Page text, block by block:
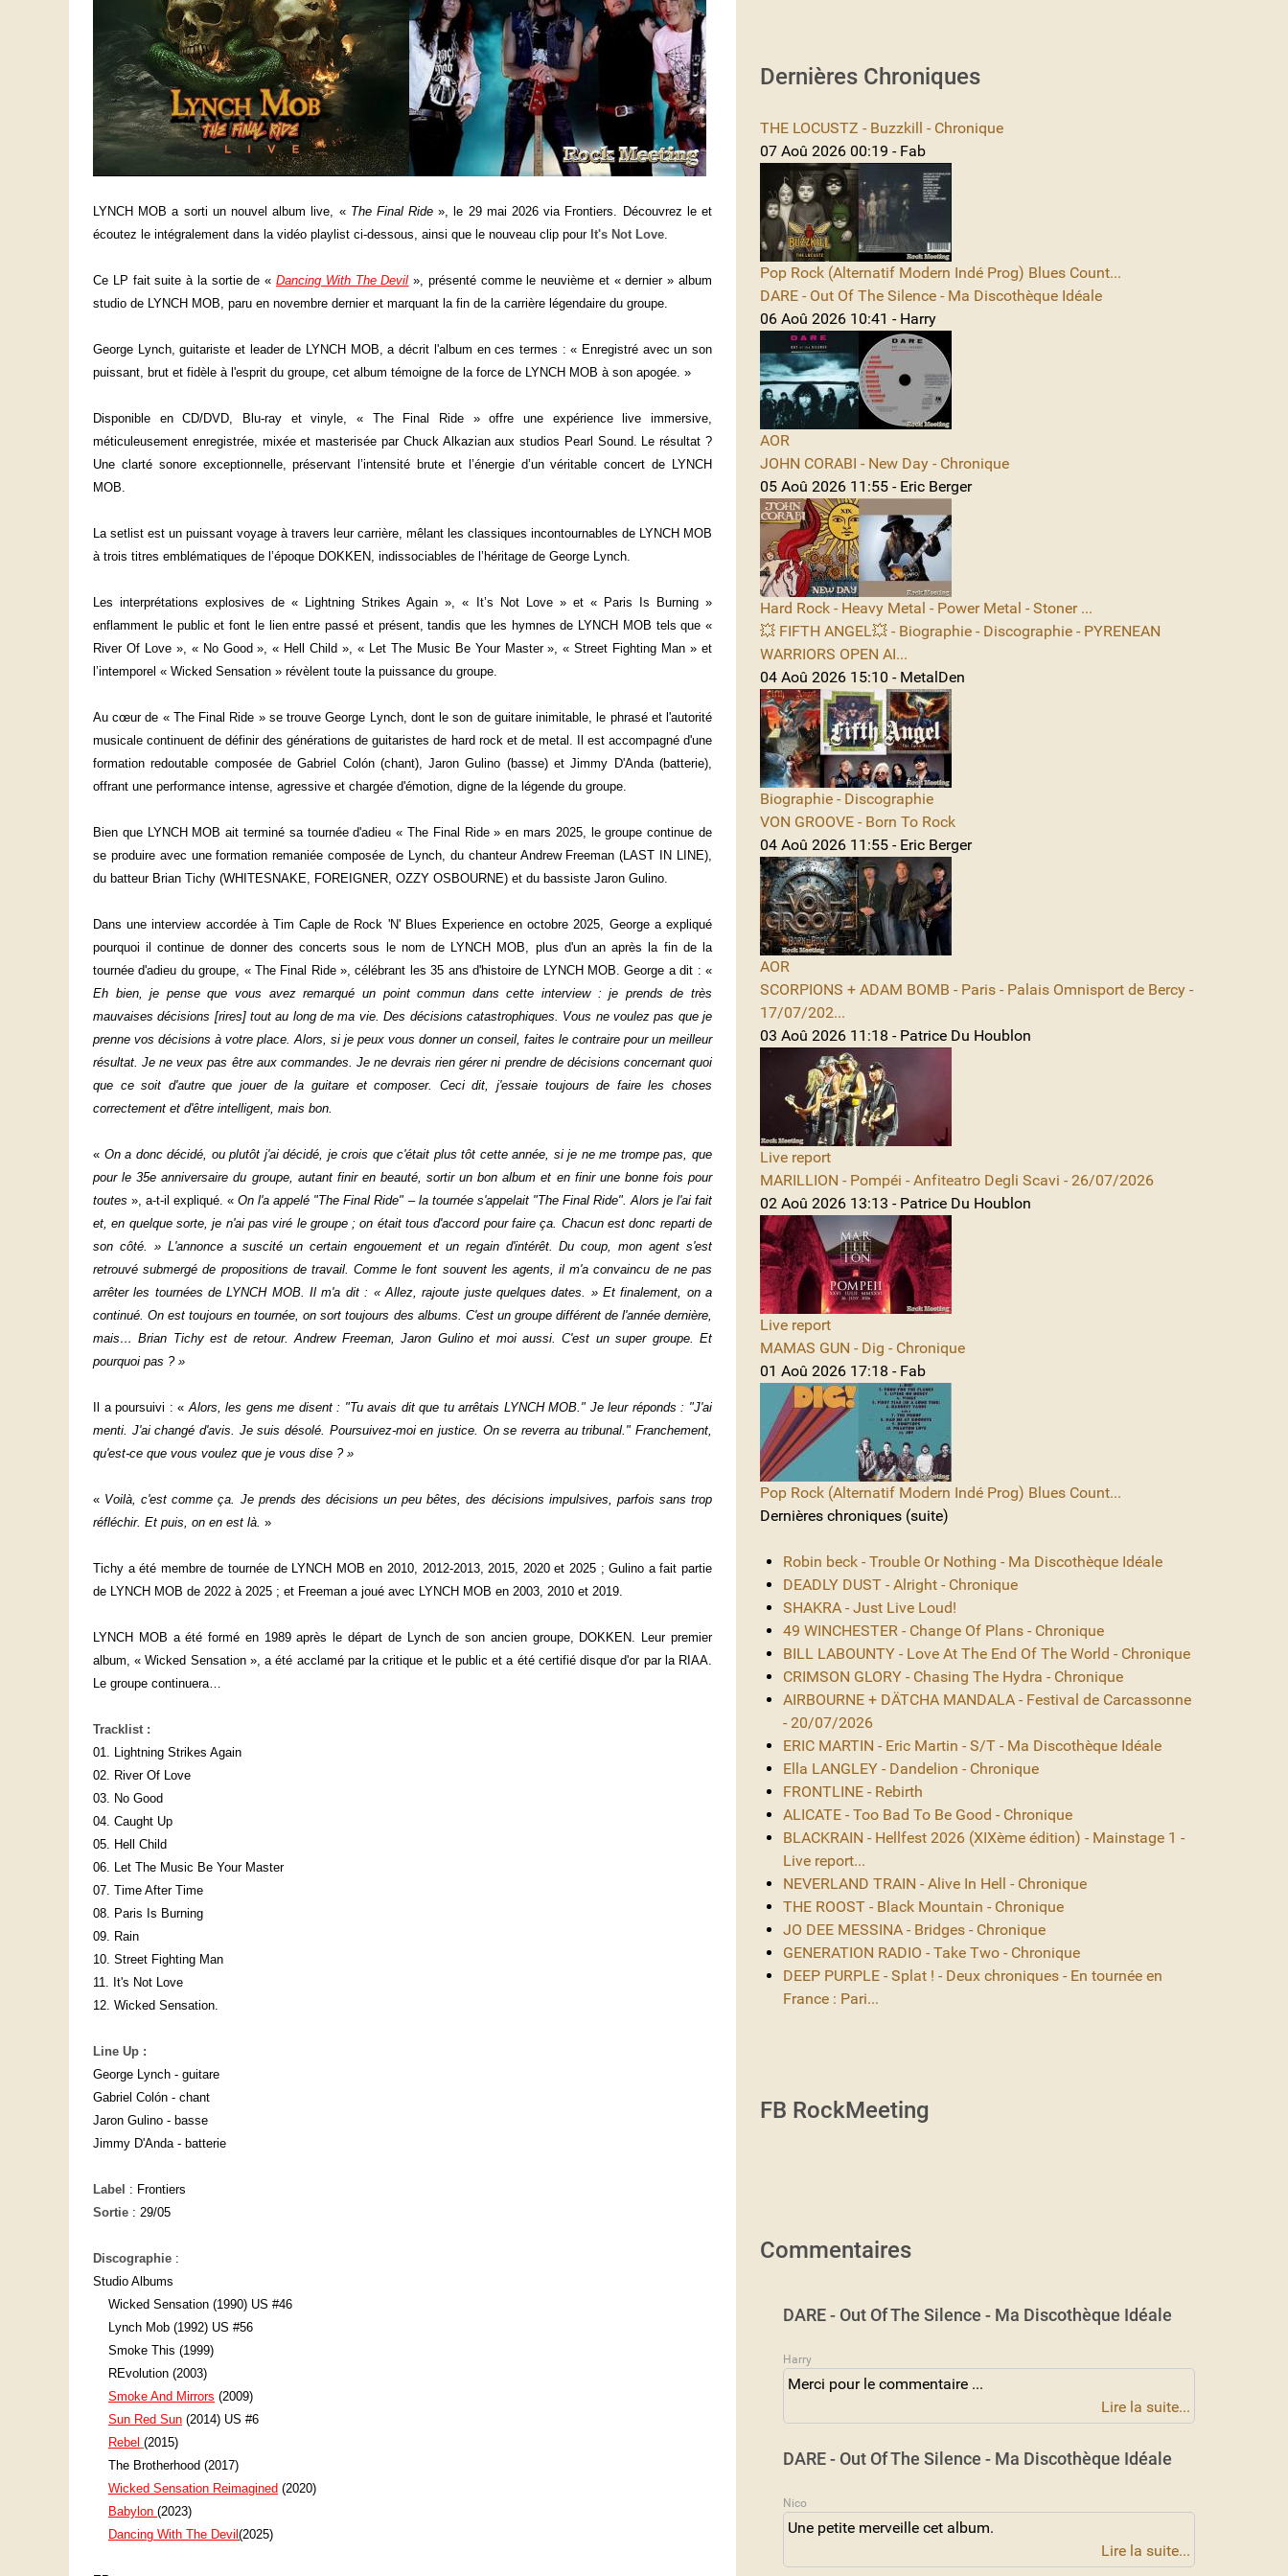
LYNCH MOB a sorti un nouvel album live, « The Final Ride », le 29 mai 2026 via Frontiers. Découvrez le et
écoutez le intégralement dans la vidéo playlist ci-dessous, ainsi que le nouveau clip pour It's Not Love.
Ce LP fait suite à la sortie de « Dancing With The Devil », présenté comme le neuvième et « dernier » album
studio de LYNCH MOB, paru en novembre dernier et marquant la fin de la carrière légendaire du groupe.
George Lynch, guitariste et leader de LYNCH MOB, a décrit l'album en ces termes : « Enregistré avec un son
puissant, brut et fidèle à l'esprit du groupe, cet album témoigne de la force de LYNCH MOB à son apogée. »
Disponible en CD/DVD, Blu-ray et vinyle, « The Final Ride » offre une expérience live immersive,
méticuleusement enregistrée, mixée et masterisée par Chuck Alkazian aux studios Pearl Sound. Le résultat ?
Une clarté sonore exceptionnelle, préservant l’intensité brute et l’énergie d’un véritable concert de LYNCH
MOB.
La setlist est un puissant voyage à travers leur carrière, mêlant les classiques incontournables de LYNCH MOB
à trois titres emblématiques de l’époque DOKKEN, indissociables de l’héritage de George Lynch.
Les interprétations explosives de « Lightning Strikes Again », « It’s Not Love » et « Paris Is Burning »
enflamment le public et font le lien entre passé et présent, tandis que les hymnes de LYNCH MOB tels que «
River Of Love », « No Good », « Hell Child », « Let The Music Be Your Master », « Street Fighting Man » et
l’intemporel « Wicked Sensation » révèlent toute la puissance du groupe.
Au cœur de « The Final Ride » se trouve George Lynch, dont le son de guitare inimitable, le phrasé et l'autorité
musicale continuent de définir des générations de guitaristes de hard rock et de metal. Il est accompagné d'une
formation redoutable composée de Gabriel Colón (chant), Jaron Gulino (basse) et Jimmy D'Anda (batterie),
offrant une performance intense, agressive et chargée d'émotion, digne de la légende du groupe.
Bien que LYNCH MOB ait terminé sa tournée d'adieu « The Final Ride » en mars 2025, le groupe continue de
se produire avec une formation remaniée composée de Lynch, du chanteur Andrew Freeman (LAST IN LINE),
du batteur Brian Tichy (WHITESNAKE, FOREIGNER, OZZY OSBOURNE) et du bassiste Jaron Gulino.
Dans une interview accordée à Tim Caple de Rock 'N' Blues Experience en octobre 2025, George a expliqué
pourquoi il continue de donner des concerts sous le nom de LYNCH MOB, plus d'un an après la fin de la
tournée d'adieu du groupe, « The Final Ride », célébrant les 35 ans d'histoire de LYNCH MOB. George a dit : «
Eh bien, je pense que vous avez remarqué un point commun dans cette interview : je prends de très
mauvaises décisions [rires] tout au long de ma vie. Des décisions catastrophiques. Vous ne voulez pas que je
prenne vos décisions à votre place. Alors, si je peux vous donner un conseil, faites le contraire pour un meilleur
résultat. Je ne veux pas être aux commandes. Je ne devrais rien gérer ni prendre de décisions concernant quoi
que ce soit d'autre que jouer de la guitare et composer. Ceci dit, j'essaie toujours de faire les choses
correctement et d'être intelligent, mais bon.
« On a donc décidé, ou plutôt j'ai décidé, je crois que c'était plus tôt cette année, si je ne me trompe pas, que
pour le 35e anniversaire du groupe, autant finir en beauté, sortir un bon album et en finir une bonne fois pour
toutes », a-t-il expliqué. «On l'a appelé "The Final Ride" – la tournée s'appelait "The Final Ride". Alors je l'ai fait
et, en quelque sorte, je n'ai pas viré le groupe ; on était tous d'accord pour faire ça. Chacun est donc reparti de
son côté. » L'annonce a suscité un certain engouement et un regain d'intérêt. Du coup, mon agent s'est
retrouvé submergé de propositions de travail. Comme le font souvent les agents, il m'a convaincu de ne pas
arrêter les tournées de LYNCH MOB. Il m'a dit : « Allez, rajoute juste quelques dates. » Et finalement, on a
continué. On est toujours en tournée, on sort toujours des albums. C'est un groupe différent de l'année dernière,
mais… Brian Tichy est de retour. Andrew Freeman, Jaron Gulino et moi aussi. C'est un super groupe. Et
pourquoi pas ? »
Il a poursuivi : «Alors, les gens me disent : "Tu avais dit que tu arrêtais LYNCH MOB." Je leur réponds : "J'ai
menti. J'ai changé d'avis. Je suis désolé. Poursuivez-moi en justice. On se reverra au tribunal." Franchement,
qu'est-ce que vous voulez que je vous dise ? »
« Voilà, c'est comme ça. Je prends des décisions un peu bêtes, des décisions impulsives, parfois sans trop
réfléchir. Et puis, on en est là. »
Tichy a été membre de tournée de LYNCH MOB en 2010, 2012-2013, 2015, 2020 et 2025 ; Gulino a fait partie
de LYNCH MOB de 2022 à 2025 ; et Freeman a joué avec LYNCH MOB en 2003, 2010 et 2019.
LYNCH MOB a été formé en 1989 après le départ de Lynch de son ancien groupe, DOKKEN. Leur premier
album, « Wicked Sensation », a été acclamé par la critique et le public et a été certifié disque d'or par la RIAA.
Le groupe continuera…
Tracklist :
01. Lightning Strikes Again
02. River Of Love
03. No Good
04. Caught Up
05. Hell Child
06. Let The Music Be Your Master
07. Time After Time
08. Paris Is Burning
09. Rain
10. Street Fighting Man
11. It's Not Love
12. Wicked Sensation.
Line Up :
George Lynch - guitare
Gabriel Colón - chant
Jaron Gulino - basse
Jimmy D'Anda - batterie
Label : Frontiers
Sortie : 29/05
Discographie :
Studio Albums
Wicked Sensation (1990) US #46
Lynch Mob (1992) US #56
Smoke This (1999)
REvolution (2003)
Smoke And Mirrors (2009)
Sun Red Sun (2014) US #6
Rebel (2015)
The Brotherhood (2017)
Wicked Sensation Reimagined (2020)
Babylon (2023)
Dancing With The Devil (2025)
Dernières Chroniques
THE LOCUSTZ - Buzzkill - Chronique
07 Aoû 2026 00:19 - Fab
Pop Rock (Alternatif Modern Indé Prog) Blues Count...
DARE - Out Of The Silence - Ma Discothèque Idéale
06 Aoû 2026 10:41 - Harry
AOR
JOHN CORABI - New Day - Chronique
05 Aoû 2026 11:55 - Eric Berger
Hard Rock - Heavy Metal - Power Metal - Stoner ...
💥 FIFTH ANGEL💥 - Biographie - Discographie - PYRENEAN
WARRIORS OPEN AI...
04 Aoû 2026 15:10 - MetalDen
Biographie - Discographie
VON GROOVE - Born To Rock
04 Aoû 2026 11:55 - Eric Berger
AOR
SCORPIONS + ADAM BOMB - Paris - Palais Omnisport de Bercy -
17/07/202...
03 Aoû 2026 11:18 - Patrice Du Houblon
Live report
MARILLION - Pompéi - Anfiteatro Degli Scavi - 26/07/2026
02 Aoû 2026 13:13 - Patrice Du Houblon
Live report
MAMAS GUN - Dig - Chronique
01 Aoû 2026 17:18 - Fab
Pop Rock (Alternatif Modern Indé Prog) Blues Count...
Dernières chroniques (suite)
Robin beck - Trouble Or Nothing - Ma Discothèque Idéale
DEADLY DUST - Alright - Chronique
SHAKRA - Just Live Loud!
49 WINCHESTER - Change Of Plans - Chronique
BILL LABOUNTY - Love At The End Of The World - Chronique
CRIMSON GLORY - Chasing The Hydra - Chronique
AIRBOURNE + DÄTCHA MANDALA - Festival de Carcassonne
- 20/07/2026
ERIC MARTIN - Eric Martin - S/T - Ma Discothèque Idéale
Ella LANGLEY - Dandelion - Chronique
FRONTLINE - Rebirth
ALICATE - Too Bad To Be Good - Chronique
BLACKRAIN - Hellfest 2026 (XIXème édition) - Mainstage 1 -
Live report...
NEVERLAND TRAIN - Alive In Hell - Chronique
THE ROOST - Black Mountain - Chronique
JO DEE MESSINA - Bridges - Chronique
GENERATION RADIO - Take Two - Chronique
DEEP PURPLE - Splat ! - Deux chroniques - En tournée en
France : Pari...
FB RockMeeting
Commentaires
DARE - Out Of The Silence - Ma Discothèque Idéale
Harry
Merci pour le commentaire ...
Lire la suite...
DARE - Out Of The Silence - Ma Discothèque Idéale
Nico
Une petite merveille cet album.
Lire la suite...